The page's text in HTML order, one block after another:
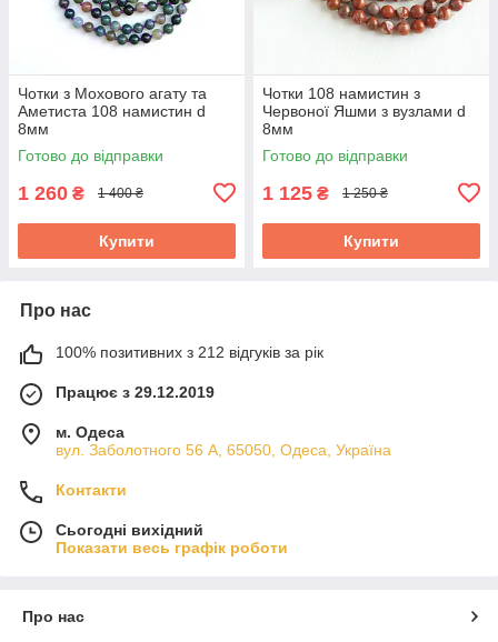
Чотки з Мохового агату та
Аметиста 108 намистин d
8мм
Готово до відправки
1 260 ₴ 1 400 ₴
Купити
Чотки 108 намистин з
Червоної Яшми з вузлами d
8мм
Готово до відправки
1 125 ₴ 1 250 ₴
Купити
Про нас
100% позитивних з 212 відгуків за рік
Працює з 29.12.2019
м. Одеса
вул. Заболотного 56 А, 65050, Одеса, Україна
Контакти
Сьогодні вихідний
Показати весь графік роботи
Про нас